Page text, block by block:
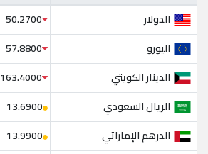
الدولار 50.2700
اليورو
57.8800
الدينار الكويتي
163.4000
الريال السعودي
13.6900
الدرهم الإماراتي
13.9900